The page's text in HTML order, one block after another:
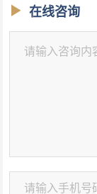
在线咨询